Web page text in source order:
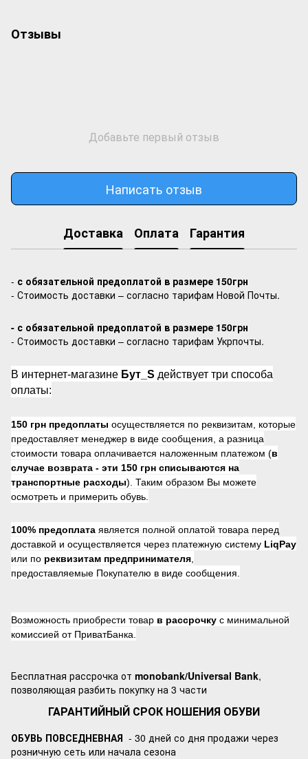
Отзывы
Добавьте первый отзыв
Написать отзыв
Доставка Оплата Гарантия
- с обязательной предоплатой в размере 150грн
- Стоимость доставки – согласно тарифам Новой Почты.
- с обязательной предоплатой в размере 150грн
- Стоимость доставки – согласно тарифам Укрпочты.
В интернет-магазине Бут_S действует три способа
оплаты:
150 грн предоплаты осуществляется по реквизитам, которые
предоставляет менеджер в виде сообщения, а разница
стоимости товара оплачивается наложенным платежом (в
случае возврата - эти 150 грн списываются на
транспортные расходы). Таким образом Вы можете
осмотреть и примерить обувь.
100% предоплата является полной оплатой товара перед
доставкой и осуществляется через платежную систему LiqPay
или по реквизитам предпринимателя
предоставляемые Покупателю в виде сообщения.
Возможность приобрести товар в рассрочку с минимальной
комиссией от ПриватБанка.
Бесплатная рассрочка от monobank/Universal Bank,
позволяющая разбить покупку на 3 части
ГАРАНТИЙНЫЙ СРОК НОШЕНИЯ ОБУВИ
ОБУВЬ ПОВСЕДНЕВНАЯ - 30 дней со дня продажи через
розничную сеть или начала сезона